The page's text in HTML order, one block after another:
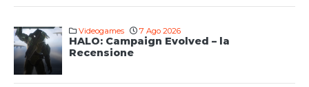
Videogames 7 Ago 2026
HALO: Campaign Evolved – la
Recensione